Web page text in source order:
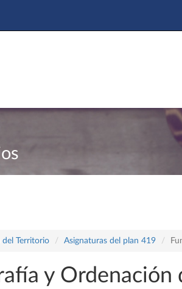
del Territorio Asignaturas del plan 419
y Ordenación